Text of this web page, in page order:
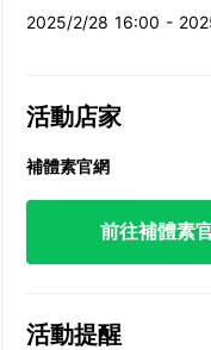
2025/2/28 16:00 -
活動店家
補體素官網
前往補體素
活動提醒